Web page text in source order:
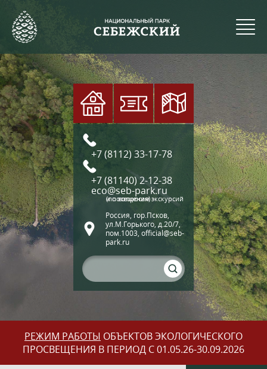
+7 (8112) 33-17-78
+7 (81140) 2-12-38
eco@seb-park.ru
(по вопросам экскурсий и посещения)
Россия, гор.Псков,
ул.М.Горького, д.20/7,
пом.1003, official@seb-
park.ru
РЕЖИМ РАБОТЫ ОБЪЕКТОВ ЭКОЛОГИЧЕСКОГО
ПРОСВЕЩЕНИЯ В ПЕРИОД С 01.05.26-30.09.2026